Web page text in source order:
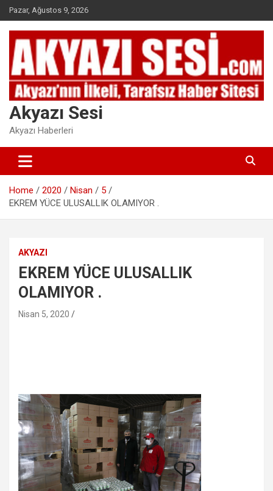
Skip
to
content
Pazar, Ağustos 9, 2026
Akyazı Sesi
Akyazı Haberleri
Home 2020 Nisan
5
EKREM YÜCE ULUSALLIK OLAMIYOR .
AKYAZI
EKREM YÜCE ULUSALLIK
OLAMIYOR .
Nisan 5, 2020